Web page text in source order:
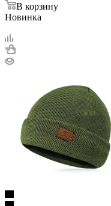
В корзину
Новинка